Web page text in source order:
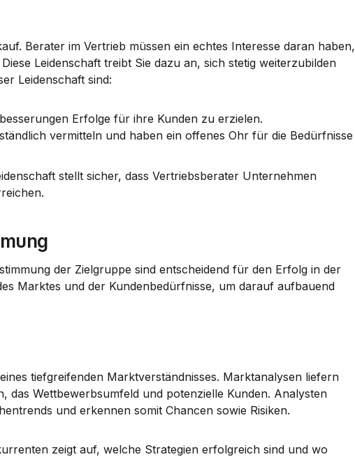
. Berater im Vertrieb müssen ein echtes Interesse daran haben,
Leidenschaft treibt Sie dazu an, sich stetig weiterzubilden
Leidenschaft sind:
Erfolge für ihre Kunden zu erzielen.
vermitteln und haben ein offenes Ohr für die Bedürfnisse
stellt sicher, dass Vertriebsberater Unternehmen
der Zielgruppe sind entscheidend für den Erfolg in der
Marktes und der Kundenbedürfnisse, um darauf aufbauend
tiefgreifenden Marktverständnisses. Marktanalysen liefern
Wettbewerbsumfeld und potenzielle Kunden. Analysten
und erkennen somit Chancen sowie Risiken.
zeigt auf, welche Strategien erfolgreich sind und wo